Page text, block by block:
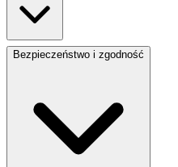
Bezpieczeństwo i zgodność